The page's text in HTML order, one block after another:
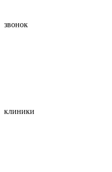
звонок
клиники